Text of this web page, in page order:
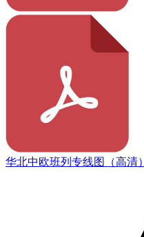
华北中欧班列专线图（高清）